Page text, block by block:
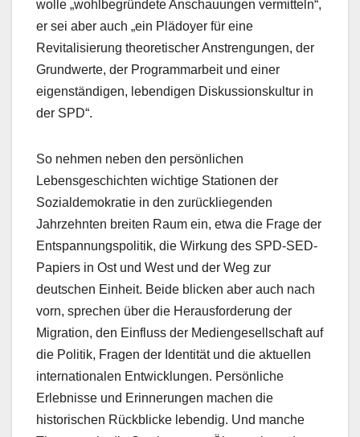
wolle „wohlbegründete Anschauungen vermitteln“,
er sei aber auch „ein Plädoyer für eine
Revitalisierung theoretischer Anstrengungen, der
Grundwerte, der Programmarbeit und einer
eigenständigen, lebendigen Diskussionskultur in
der SPD“.
So nehmen neben den persönlichen
Lebensgeschichten wichtige Stationen der
Sozialdemokratie in den zurückliegenden
Jahrzehnten breiten Raum ein, etwa die Frage der
Entspannungspolitik, die Wirkung des SPD-SED-
Papiers in Ost und West und der Weg zur
deutschen Einheit. Beide blicken aber auch nach
vorn, sprechen über die Herausforderung der
Migration, den Einfluss der Mediengesellschaft auf
die Politik, Fragen der Identität und die aktuellen
internationalen Entwicklungen. Persönliche
Erlebnisse und Erinnerungen machen die
historischen Rückblicke lebendig. Und manche